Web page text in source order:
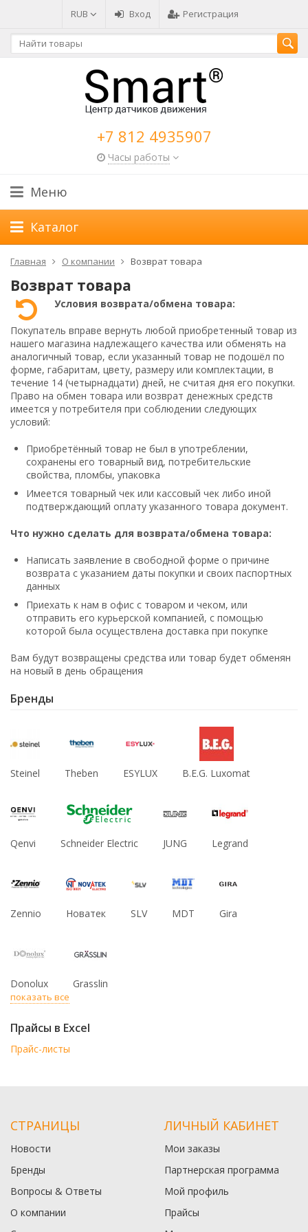
RUB Вход Регистрация
+7 812 4935907
Часы работы
Меню
Каталог
Главная О компании Возврат товара
Возврат товара
Условия возврата/обмена товара:
Покупатель вправе вернуть любой приобретенный товар из
нашего магазина надлежащего качества или обменять на
аналогичный товар, если указанный товар не подошёл по
форме, габаритам, цвету, размеру или комплектации, в
течение 14 (четырнадцати) дней, не считая дня его покупки.
Право на обмен товара или возврат денежных средств
имеется у потребителя при соблюдении следующих
условий:
Приобретённый товар не был в употреблении,
сохранены его товарный вид, потребительские
свойства, пломбы, упаковка
Имеется товарный чек или кассовый чек либо иной
подтверждающий оплату указанного товара документ.
Что нужно сделать для возврата/обмена товара:
Написать заявление в свободной форме о причине
возврата с указанием даты покупки и своих паспортных
данных
Приехать к нам в офис с товаром и чеком, или
отправить его курьерской компанией, с помощью
которой была осуществлена доставка при покупке
Вам будут возвращены средства или товар будет обменян
на новый в день обращения
Бренды
Steinel Theben ESYLUX B.E.G. Luxomat
Qenvi Schneider Electric JUNG Legrand
Zennio Новатек SLV MDT Gira
Donolux Grasslin
показать все
Прайсы в Excel
Прайс-листы
СТРАНИЦЫ
Новости
Бренды
Вопросы & Ответы
О компании
ЛИЧНЫЙ КАБИНЕТ
Мои заказы
Партнерская программа
Мой профиль
Прайсы